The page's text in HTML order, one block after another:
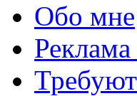
Обо мне
Реклама